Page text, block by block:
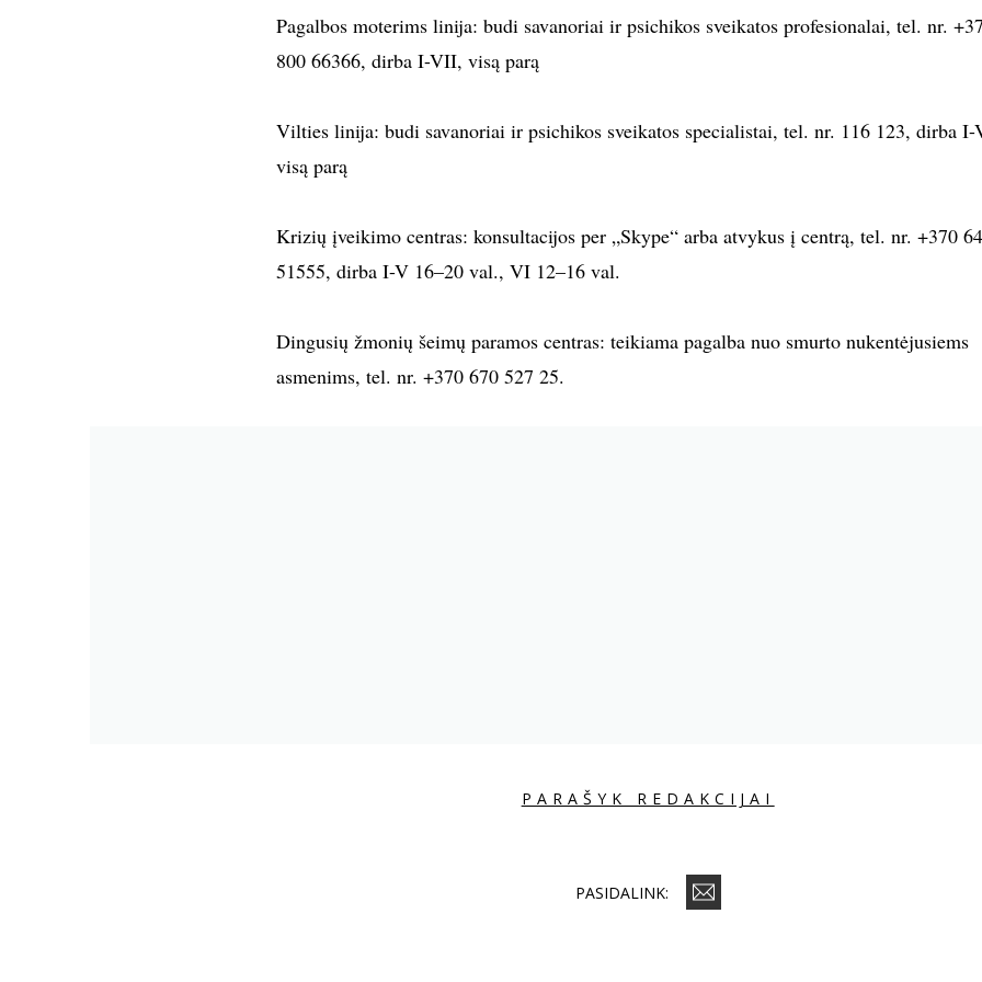
Pagalbos moterims linija: budi savanoriai ir psichikos sveikatos profesionalai, tel. nr.
800 66366, dirba I-VII, visą parą
Vilties linija: budi savanoriai ir psichikos sveikatos specialistai, tel. nr. 116 123, dirba
visą parą
Krizių įveikimo centras: konsultacijos per „Skype“ arba atvykus į centrą, tel. nr. +370
51555, dirba I-V 16–20 val., VI 12–16 val.
Dingusių žmonių šeimų paramos centras: teikiama pagalba nuo smurto nukentėjusiems
asmenims, tel. nr. +370 670 527 25.
PARAŠYK REDAKCIJAI
PASIDALINK: